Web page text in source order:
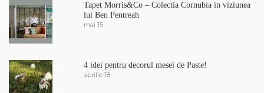
Tapet Morris&Co – Colectia Cornubia in viziunea
lui Ben Pentreah
mai 15
4 idei pentru decorul mesei de Paste!
aprilie 18